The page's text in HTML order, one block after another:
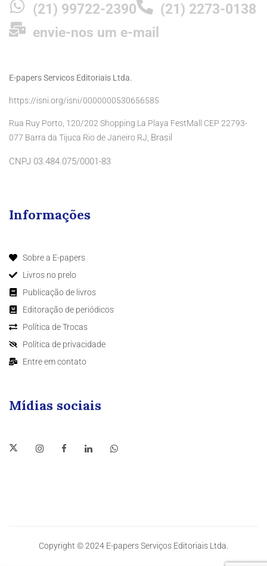
(21) 99722-2390
(21) 2273-0138
envie-nos um e-mail
E-papers Servicos Editoriais Ltda.
https://isni.org/isni/0000000530656585
Rua Ruy Porto, 120/202 Shopping La Playa FestMall CEP 22793-
077 Barra da Tijuca Rio de Janeiro RJ, Brasil
CNPJ 03.484.075/0001-83
Informações
Sobre a E-papers
Livros no prelo
Publicação de livros
Editoração de periódicos
Política de Trocas
Política de privacidade
Entre em contato
Mídias sociais
Copyright © 2024 E-papers Serviços Editoriais Ltda.